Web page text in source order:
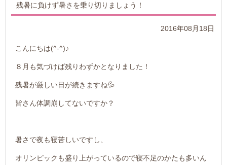
残暑に負けず暑さを乗り切りましょう！
2016年08月18日
こんにちは(^-^)♪
８月も気づけば残りわずかとなりました！
残暑が厳しい日が続きますね💦
皆さん体調崩してないですか？
暑さで夜も寝苦しいですし、
オリンピックも盛り上がっているので寝不足のかたも多いん